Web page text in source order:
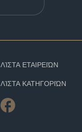
ΛΊΣΤΑ ΕΤΑΙΡΕΙΏΝ
ΛΊΣΤΑ ΚΑΤΗΓΟΡΙΏΝ